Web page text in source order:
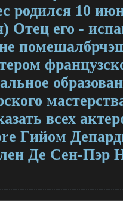
родился 10
Отец его -
всех
Гийом
Де Сен-Пэр